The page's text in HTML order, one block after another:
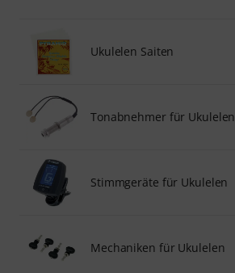
Ukulelen Saiten
Tonabnehmer für Ukulelen
Stimmgeräte für Ukulelen
Mechaniken für Ukulelen